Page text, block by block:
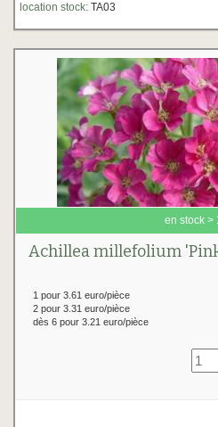
location stock: TA03
en stock >
Achillea millefolium
1 pour 3.61 euro/pièce
2 pour 3.31 euro/pièce
dès 6 pour 3.21 euro/pièce